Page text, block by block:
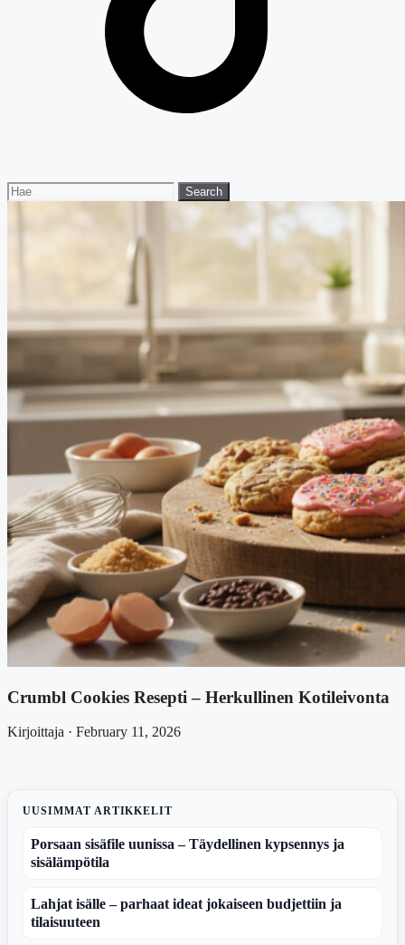
Search
for:
Search
Crumbl Cookies Resepti – Herkullinen Kotileivonta
Kirjoittaja · February 11, 2026
UUSIMMAT ARTIKKELIT
Porsaan sisäfile uunissa – Täydellinen kypsennys ja
sisälämpötila
Lahjat isälle – parhaat ideat jokaiseen budjettiin ja
tilaisuuteen